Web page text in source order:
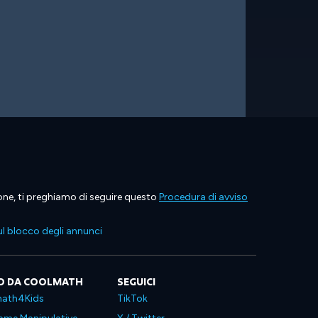
ti preghiamo di seguire questo Procedura di avviso
blocco degli annunci
DA COOLMATH SEGUICI
TikTok